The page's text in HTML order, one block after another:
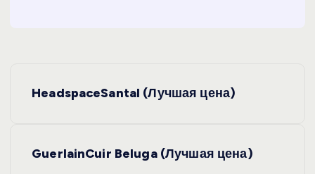
HeadspaceSantal (Лучшая цена)
GuerlainCuir Beluga (Лучшая цена)